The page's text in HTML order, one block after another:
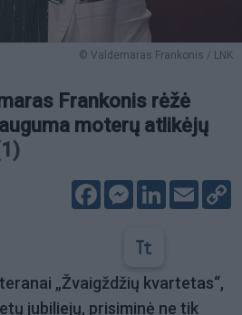
© Valdemaras Frankonis / LNK
Frankonis rėžė
moterų atlikėjų
FacebookMessenger
LinkedIn
Email
„Žvaigždžių kvartetas“,
jubiliejų, prisiminė ne tik